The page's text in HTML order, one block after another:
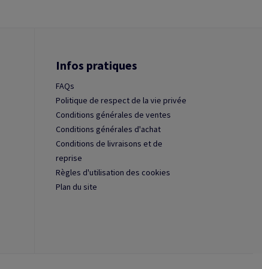
Infos pratiques
FAQs
Politique de respect de la vie privée
Conditions générales de ventes
Conditions générales d'achat
Conditions de livraisons et de
reprise
Règles d'utilisation des cookies
Plan du site